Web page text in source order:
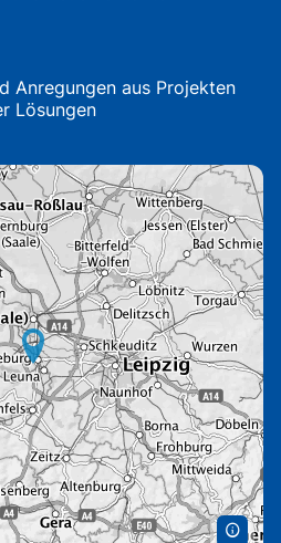
Anregungen aus Projekten
Lösungen